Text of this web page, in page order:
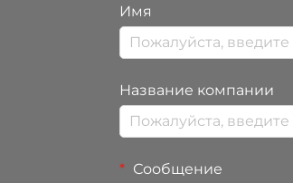
Имя
Название компании
Сообщение